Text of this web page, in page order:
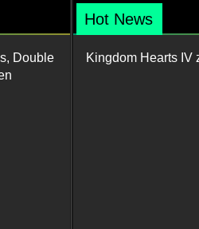
Double
Hot News
Kingdom Hearts IV